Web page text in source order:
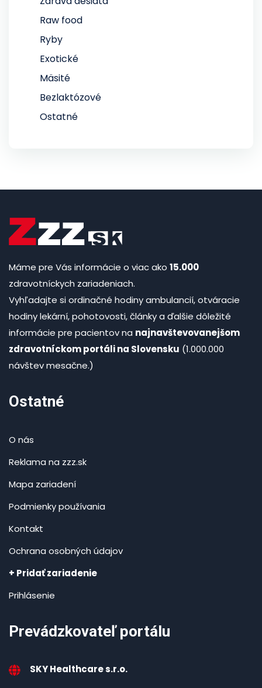
Raw food
Ryby
Exotické
Mäsité
Bezlaktózové
Ostatné
Máme pre Vás informácie o viac ako 15.000
zdravotníckych zariadeniach.
Vyhľadajte si ordinačné hodiny ambulancií, otváracie
hodiny lekární, pohotovosti, články a ďalšie dôležité
informácie pre pacientov na najnavštevovanejšom
zdravotníckom portáli na Slovensku (1.000.000
návštev mesačne.)
Ostatné
O nás
Reklama na zzz.sk
Mapa zariadení
Podmienky používania
Kontakt
Ochrana osobných údajov
+ Pridať zariadenie
Prihlásenie
Prevádzkovateľ portálu
SKY Healthcare s.r.o.